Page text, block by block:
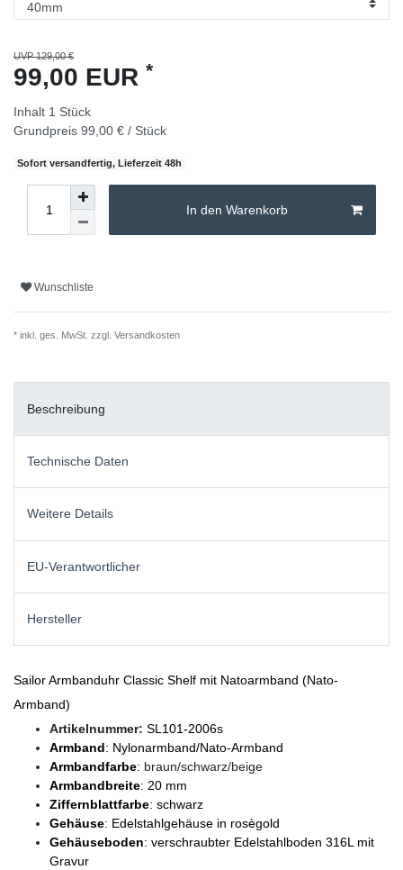
UVP 129,00 €
99,00 EUR *
Inhalt 1 Stück
Grundpreis 99,00 € / Stück
Sofort versandfertig, Lieferzeit 48h
In den Warenkorb
Wunschliste
* inkl. ges. MwSt. zzgl. Versandkosten
Beschreibung
Technische Daten
Weitere Details
EU-Verantwortlicher
Hersteller
Sailor Armbanduhr Classic Shelf mit Natoarmband (Nato-
Armband)
Artikelnummer: SL101-2006s
Armband: Nylonarmband/Nato-Armband
Armbandfarbe: braun/schwarz/beige
Armbandbreite: 20 mm
Ziffernblattfarbe: schwarz
Gehäuse: Edelstahlgehäuse in rosègold
Gehäuseboden: verschraubter Edelstahlboden 316L mit
Gravur